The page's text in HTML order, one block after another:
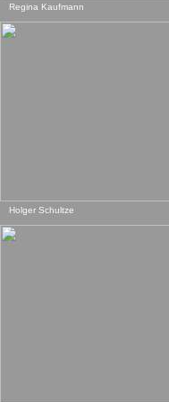
Regina Kaufmann
Holger Schultze